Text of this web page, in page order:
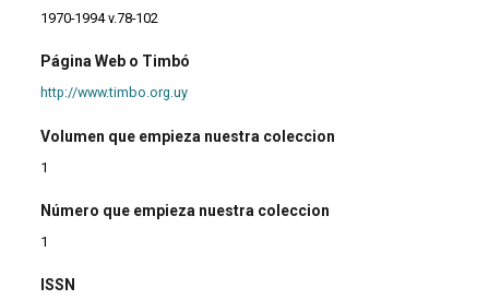
1970-1994 v.78-102
Página Web o Timbó
http://www.timbo.org.uy
Volumen que empieza nuestra coleccion
1
Número que empieza nuestra coleccion
1
ISSN